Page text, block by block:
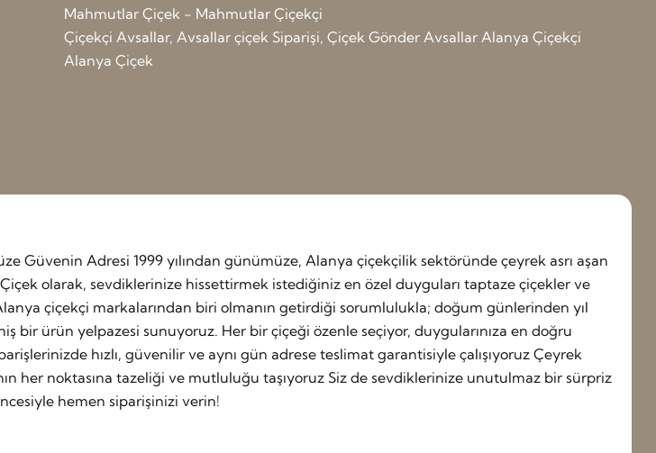
Mahmutlar Çiçek - Mahmutlar Çiçekçi
Çiçekçi Avsallar, Avsallar çiçek Siparişi, Çiçek Gönder Avsallar Alanya Çiçekçi
Alanya Çiçek
Güvenin Adresi 1999 yılından günümüze, Alanya çiçekçilik sektöründe çeyrek asrı aşan
olarak, sevdiklerinize hissettirmek istediğiniz en özel duyguları taptaze çiçekler ve
çiçekçi markalarından biri olmanın getirdiği sorumlulukla; doğum günlerinden yıl
ürün yelpazesi sunuyoruz. Her bir çiçeği özenle seçiyor, duygularınıza en doğru
hızlı, güvenilir ve aynı gün adrese teslimat garantisiyle çalışıyoruz Çeyrek
her noktasına tazeliği ve mutluluğu taşıyoruz Siz de sevdiklerinize unutulmaz bir sürpriz
hemen siparişinizi verin!